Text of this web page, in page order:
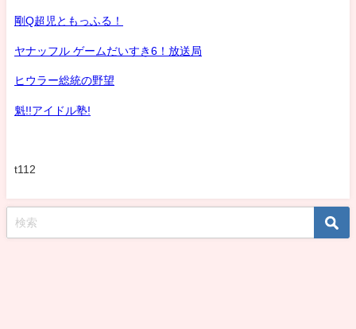
剛Q超児ともっふる！
ヤナッフル ゲームだいすき6！放送局
ヒウラー総統の野望
魁!!アイドル塾!
t112